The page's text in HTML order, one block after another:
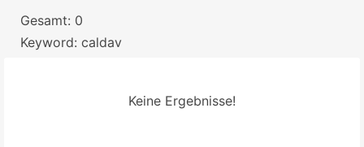
Gesamt: 0
Keyword: caldav
Keine Ergebnisse!